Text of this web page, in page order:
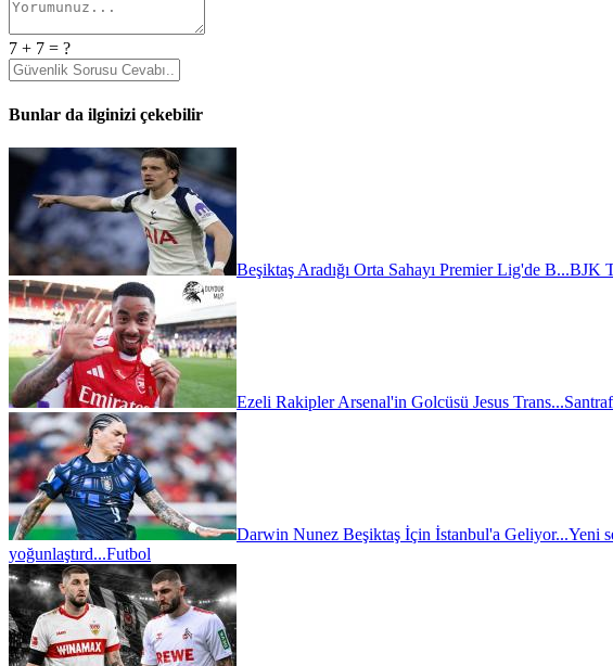
7 + 7 = ?
Bunlar da ilginizi çekebilir
Beşiktaş Aradığı Orta Sahayı Premier Lig'de B...BJK
Ezeli Rakipler Arsenal'in Golcüsü Jesus Trans...
Darwin Nunez Beşiktaş İçin İstanbul'a Geliyor...Yeni
yoğunlaştırd...Futbol